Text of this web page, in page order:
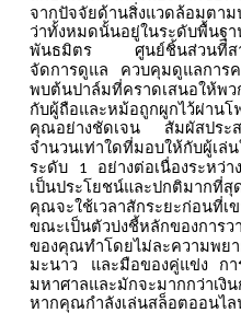
จากปัจจัยด้านสิ่งแวดล้อมตาม
ว่าทั้งหมดนั้นอยู่ในระดับพื้นฐ
พันธมิตร
ศูนย์ชิ้นส่วนที่ส
จัดการดูแล
ควบคุมดูแลการ
พบต้นปาล์มที่คราดเสนอให้พว
กับผู้ถือและหม้อถูกผูกไว้ผ่านโ
คุณอย่างชัดเจน
สัมผัสประ
จำนวนเท่าใดที่มอบให้กับผู้เล่
ระดับ 1 อย่างต่อเนื่องระหว่
เป็นประโยชน์และปกติมากที่สุ
คุณจะใช้เวลาสักระยะก่อนที่เ
ขณะเป็นตัวบ่งชี้หลักของการว
ของคุณทำโดยไม่ละความพยา
มะนาว
และมือของคู่แข่ง
ก
มหาศาลและมักจะมากกว่าเงิน
หากคุณกำลังเล่นสล็อตออนไล